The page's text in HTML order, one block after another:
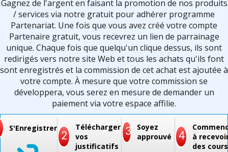
Gagnez de l'argent en faisant la promotion de nos produits
/ services via notre gratuit pour adhérer programme
Partenariat. Une fois que vous avez créé votre compte
Partenaire gratuit, vous recevrez un lien de parrainage
unique. Chaque fois que quelqu'un clique dessus, ils sont
redirigés vers notre site Web et tous les achats qu'ils font
sont enregistrés et la commission de cet achat est ajoutée à
votre compte. À mesure que votre commission se
développera, vous serez en mesure de demander un
paiement via votre espace affilie.
S'Enregistrer
2
Télécharger
vos
justificatifs
3
Soyez
approuvé
4
à
des